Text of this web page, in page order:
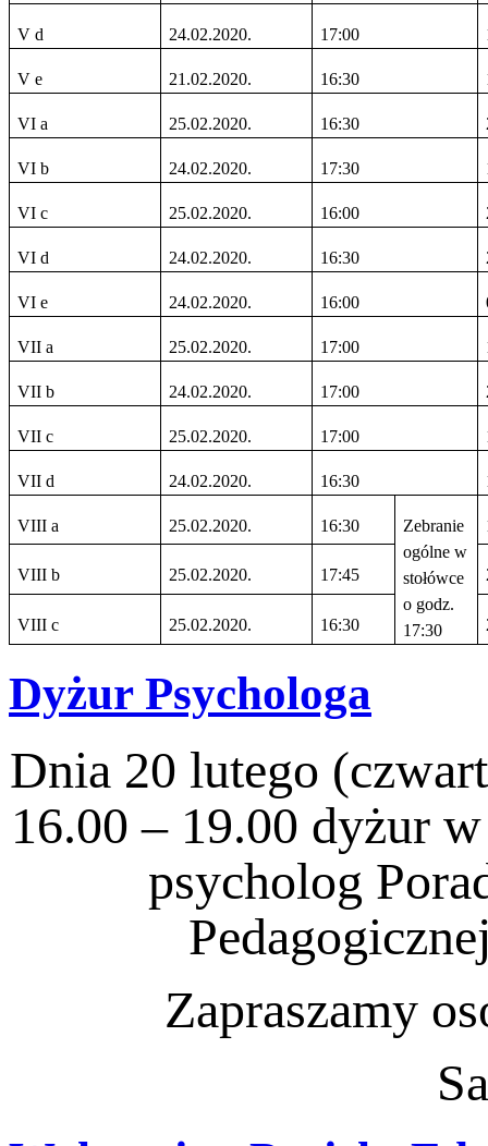
V d 24.02.2020. 17:00
V e 21.02.2020. 16:30
VI a 25.02.2020. 16:30
VI b 24.02.2020. 17:30
VI c 25.02.2020. 16:00
VI d 24.02.2020. 16:30
VI e 24.02.2020. 16:00
VII a 25.02.2020. 17:00
VII b 24.02.2020. 17:00
VII c 25.02.2020. 17:00
VII d 24.02.2020. 16:30
VIII a 25.02.2020. 16:30
Zebranie
ogólne w
stołówce
o godz.
17:30
VIII b 25.02.2020. 17:45
VIII c 25.02.2020. 16:30
Dyżur Psychologa
Dnia 20 lutego
16.00 – 19.00 dyżur
psycholog
Zapraszamy